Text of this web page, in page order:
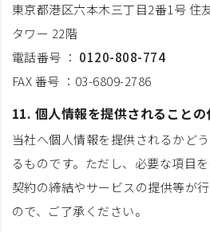
東京都港区六本木三丁目2番1号 住
タワー 22階
電話番号 ： 0120-808-774
FAX 番号 ：03-6809-2786
11. 個人情報を提供されること
当社へ個人情報を提供されるかど
るものです。ただし、必要な項目
契約の締結やサービスの提供等が
ので、ご了承ください。